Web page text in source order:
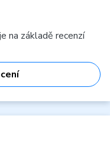
na základě recenzí